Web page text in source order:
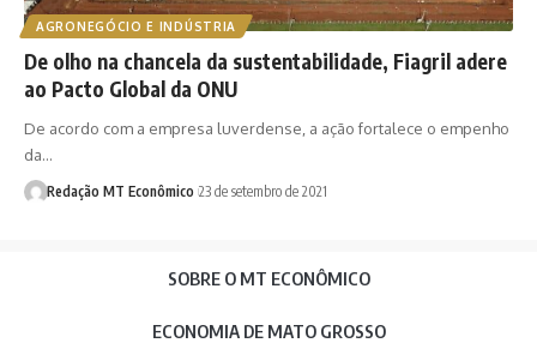
AGRONEGÓCIO E INDÚSTRIA
De olho na chancela da sustentabilidade, Fiagril adere
ao Pacto Global da ONU
De acordo com a empresa luverdense, a ação fortalece o empenho
da…
Redação MT Econômico 23 de setembro de 2021
SOBRE O MT ECONÔMICO
ECONOMIA DE MATO GROSSO